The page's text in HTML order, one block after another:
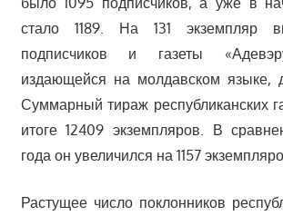
стало 1189. На 131 экземпляр
подписчиков и газеты
издающейся на молдавском языке,
Суммарный тираж республиканских
итоге 12409 экземпляров. В
года он увеличился на 1157
Растущее число поклонников